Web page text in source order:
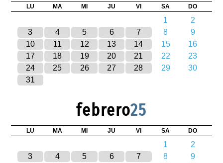
LU MA MI JU VI SA DO
1
2
3
4 5 6 7 8
9
10
11 12 13 14 15
16
17
18 19 20 21 22
23
24
25 26 27 28 29
30
31
febrero25
LU MA MI JU VI SA DO
1
2
3
4 5 6 7 8
9